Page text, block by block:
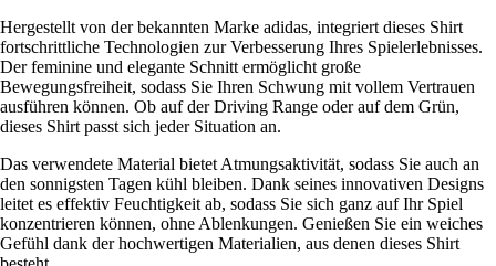
Hergestellt von der bekannten Marke adidas, integriert dieses Shirt
fortschrittliche Technologien zur Verbesserung Ihres Spielerlebnisses.
Der feminine und elegante Schnitt ermöglicht große
Bewegungsfreiheit, sodass Sie Ihren Schwung mit vollem Vertrauen
ausführen können. Ob auf der Driving Range oder auf dem Grün,
dieses Shirt passt sich jeder Situation an.
Das verwendete Material bietet Atmungsaktivität, sodass Sie auch an
den sonnigsten Tagen kühl bleiben. Dank seines innovativen Designs
leitet es effektiv Feuchtigkeit ab, sodass Sie sich ganz auf Ihr Spiel
konzentrieren können, ohne Ablenkungen. Genießen Sie ein weiches
Gefühl dank der hochwertigen Materialien, aus denen dieses Shirt